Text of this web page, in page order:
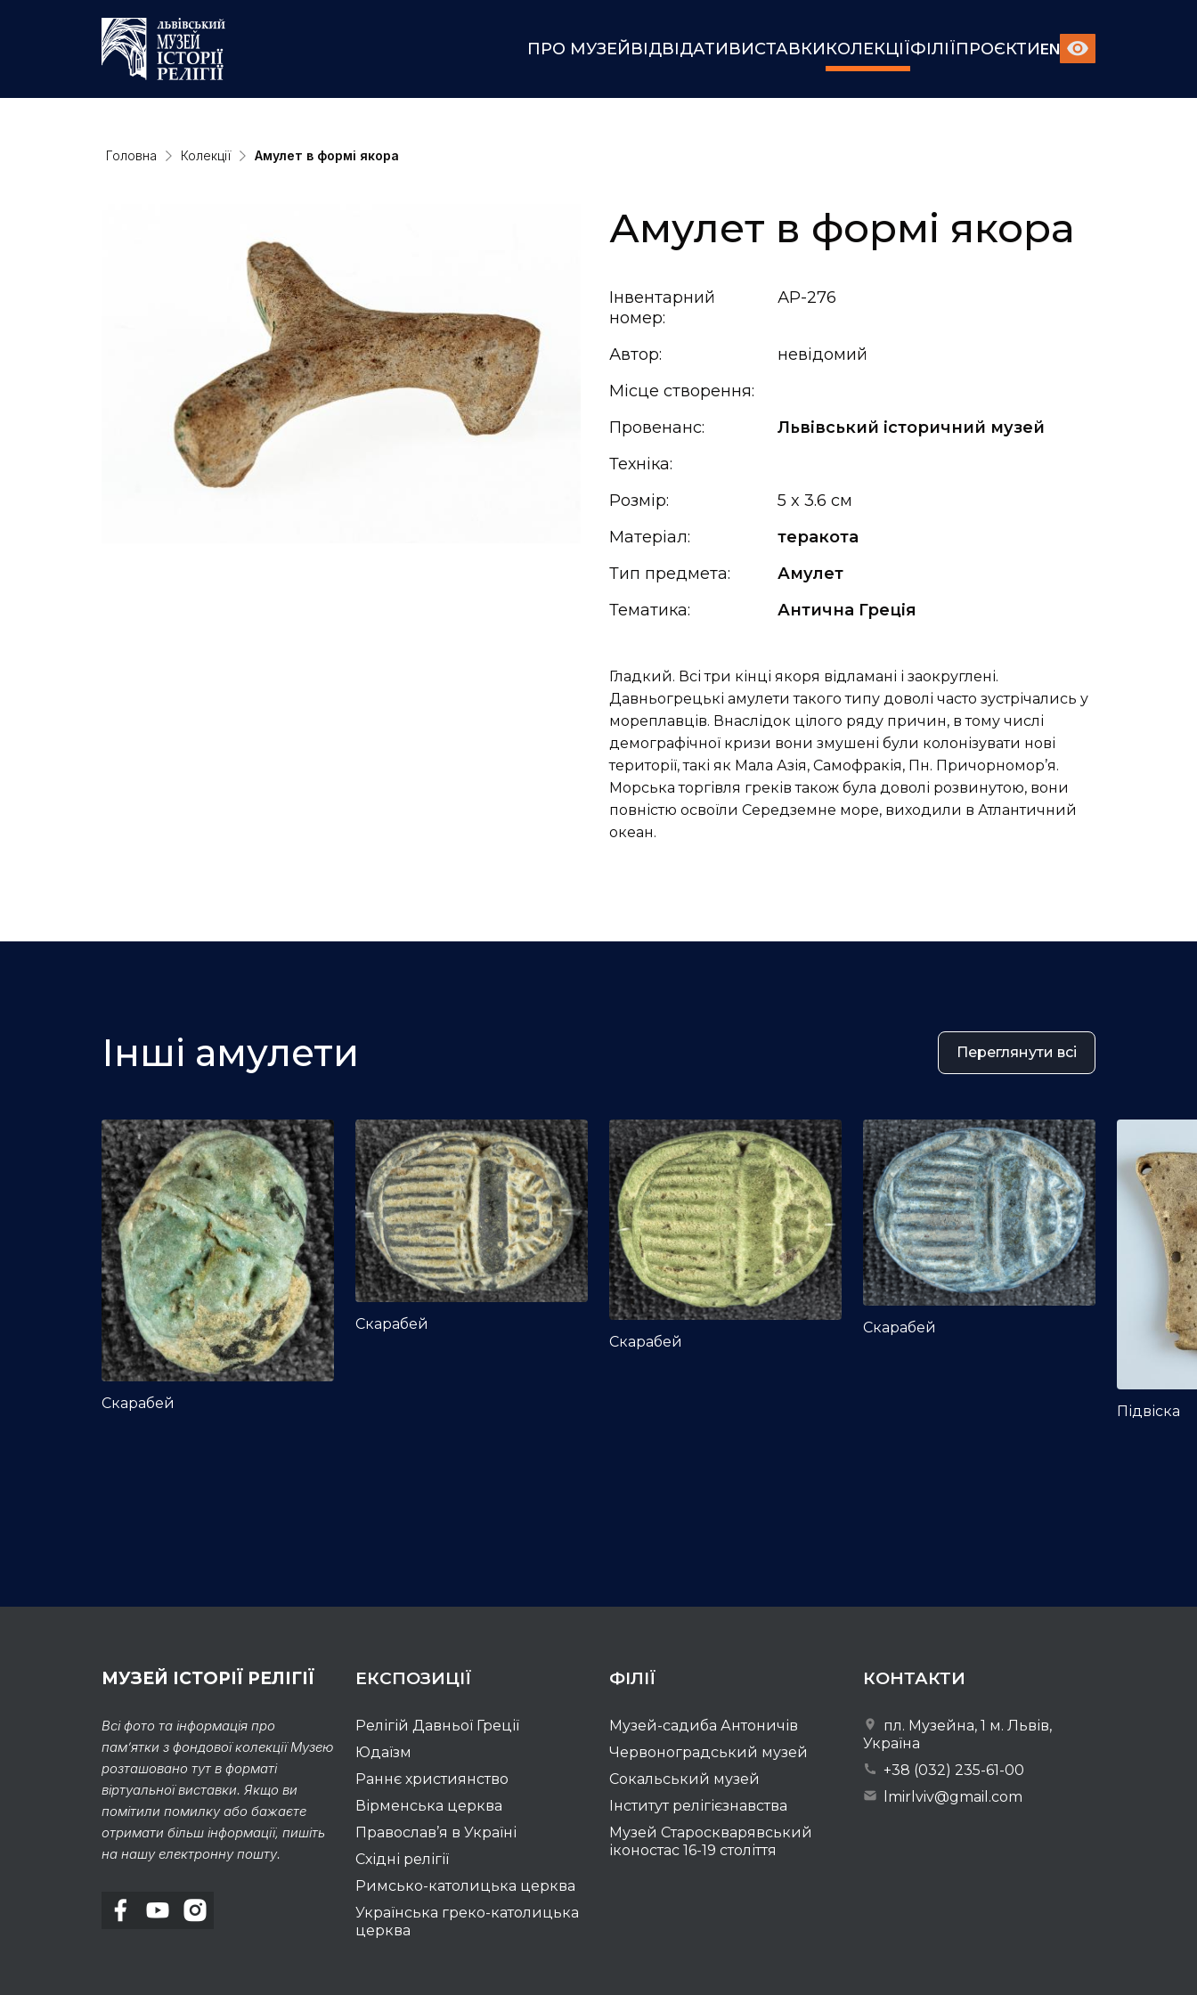
ПРО МУЗЕЙВІДВІДАТИВИСТАВКИКОЛЕКЦІЇФІЛІЇПРОЄКТИEN
Головна Колекції Амулет в формі якора
Амулет в формі якора
Інвентарний
номер:
АР-276
Автор:
невідомий
Місце створення:
Провенанс:
Львівський історичний музей
Техніка:
Розмір:
5 x 3.6 см
Матеріал:
теракота
Тип предмета:
Амулет
Тематика:
Антична Греція
Гладкий. Всі три кінці якоря відламані і заокруглені.
Давньогрецькі амулети такого типу доволі часто зустрічались у
мореплавців. Внаслідок цілого ряду причин, в тому числі
демографічної кризи вони змушені були колонізувати нові
території, такі як Мала Азія, Самофракія, Пн. Причорномор’я.
Морська торгівля греків також була доволі розвинутою, вони
повністю освоїли Середземне море, виходили в Атлантичний
океан.
Інші амулети Переглянути всі
Скарабей
Скарабей
Скарабей
Скарабей
Підвіска
МУЗЕЙ ІСТОРІЇ РЕЛІГІЇ
Всі фото та інформація про
пам’ятки з фондової колекції Музею
розташовано тут в форматі
віртуальної виставки. Якщо ви
помітили помилку або бажаєте
отримати більш інформації, пишіть
на нашу електронну пошту.
ЕКСПОЗИЦІЇ
Релігій Давньої Греції
Юдаїзм
Раннє християнство
Вірменська церква
Православ’я в Україні
Східні релігії
Римсько-католицька церква
Українська греко-католицька
церква
ФІЛІЇ
Музей-садиба Антоничів
Червоноградський музей
Сокальський музей
Інститут релігієзнавства
Музей Староскварявський
іконостас 16-19 cтоліття
КОНТАКТИ
пл. Музейна, 1 м. Львів,
Україна
+38 (032) 235-61-00
lmirlviv@gmail.com